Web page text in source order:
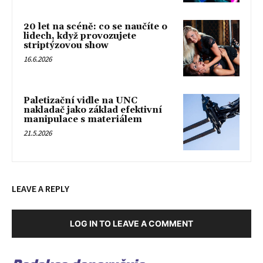
20 let na scéně: co se naučíte o
lidech, když provozujete
striptýzovou show
16.6.2026
Paletizační vidle na UNC
nakladač jako základ efektivní
manipulace s materiálem
21.5.2026
LEAVE A REPLY
LOG IN TO LEAVE A COMMENT